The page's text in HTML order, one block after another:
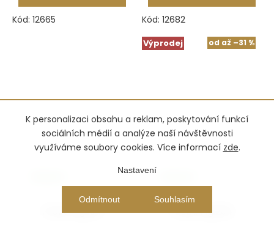
K personalizaci obsahu a reklam, poskytování funkcí
sociálních médií a analýze naší návštěvnosti
využíváme soubory cookies. Více informací zde.
Nastavení
Odmítnout Souhlasím
Kód: 12665 Kód: 12682
Fréza Fig.194
Výprodej od až –31 %
Fréza Fig.234